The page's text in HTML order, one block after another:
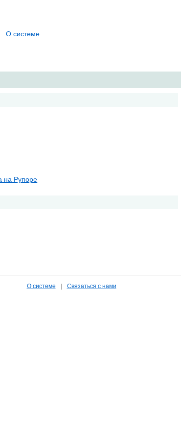
О системе
на Рупоре
О системе Связаться с нами